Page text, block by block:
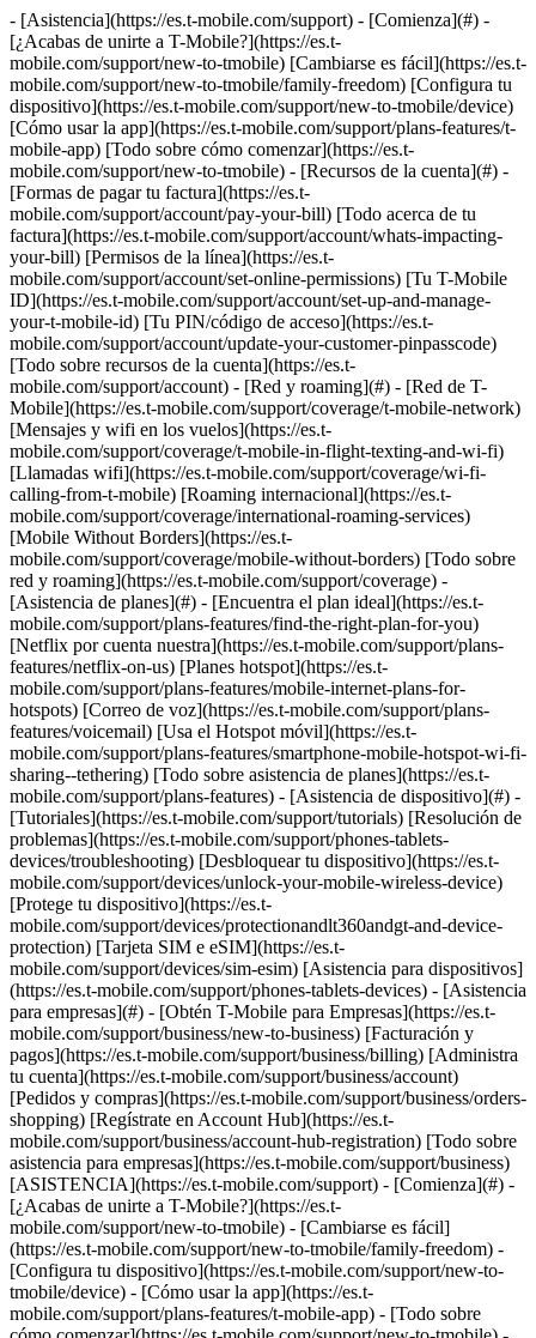
- [Asistencia](https://es.t-mobile.com/support) - [Comienza](#) - [¿Acabas de unirte a T-Mobile?](https://es.t-mobile.com/support/new-to-tmobile) [Cambiarse es fácil](https://es.t-mobile.com/support/new-to-tmobile/family-freedom) [Configura tu dispositivo](https://es.t-mobile.com/support/new-to-tmobile/device) [Cómo usar la app](https://es.t-mobile.com/support/plans-features/t-mobile-app) [Todo sobre cómo comenzar](https://es.t-mobile.com/support/new-to-tmobile) - [Recursos de la cuenta](#) - [Formas de pagar tu factura](https://es.t-mobile.com/support/account/pay-your-bill) [Todo acerca de tu factura](https://es.t-mobile.com/support/account/whats-impacting-your-bill) [Permisos de la línea](https://es.t-mobile.com/support/account/set-online-permissions) [Tu T-Mobile ID](https://es.t-mobile.com/support/account/set-up-and-manage-your-t-mobile-id) [Tu PIN/código de acceso](https://es.t-mobile.com/support/account/update-your-customer-pinpasscode) [Todo sobre recursos de la cuenta](https://es.t-mobile.com/support/account) - [Red y roaming](#) - [Red de T-Mobile](https://es.t-mobile.com/support/coverage/t-mobile-network) [Mensajes y wifi en los vuelos](https://es.t-mobile.com/support/coverage/t-mobile-in-flight-texting-and-wi-fi) [Llamadas wifi](https://es.t-mobile.com/support/coverage/wi-fi-calling-from-t-mobile) [Roaming internacional](https://es.t-mobile.com/support/coverage/international-roaming-services) [Mobile Without Borders](https://es.t-mobile.com/support/coverage/mobile-without-borders) [Todo sobre red y roaming](https://es.t-mobile.com/support/coverage) - [Asistencia de planes](#) - [Encuentra el plan ideal](https://es.t-mobile.com/support/plans-features/find-the-right-plan-for-you) [Netflix por cuenta nuestra](https://es.t-mobile.com/support/plans-features/netflix-on-us) [Planes hotspot](https://es.t-mobile.com/support/plans-features/mobile-internet-plans-for-hotspots) [Correo de voz](https://es.t-mobile.com/support/plans-features/voicemail) [Usa el Hotspot móvil](https://es.t-mobile.com/support/plans-features/smartphone-mobile-hotspot-wi-fi-sharing--tethering) [Todo sobre asistencia de planes](https://es.t-mobile.com/support/plans-features) - [Asistencia de dispositivo](#) - [Tutoriales](https://es.t-mobile.com/support/tutorials) [Resolución de problemas](https://es.t-mobile.com/support/phones-tablets-devices/troubleshooting) [Desbloquear tu dispositivo](https://es.t-mobile.com/support/devices/unlock-your-mobile-wireless-device) [Protege tu dispositivo](https://es.t-mobile.com/support/devices/protectionandlt360andgt-and-device-protection) [Tarjeta SIM e eSIM](https://es.t-mobile.com/support/devices/sim-esim) [Asistencia para dispositivos](https://es.t-mobile.com/support/phones-tablets-devices) - [Asistencia para empresas](#) - [Obtén T-Mobile para Empresas](https://es.t-mobile.com/support/business/new-to-business) [Facturación y pagos](https://es.t-mobile.com/support/business/billing) [Administra tu cuenta](https://es.t-mobile.com/support/business/account) [Pedidos y compras](https://es.t-mobile.com/support/business/orders-shopping) [Regístrate en Account Hub](https://es.t-mobile.com/support/business/account-hub-registration) [Todo sobre asistencia para empresas](https://es.t-mobile.com/support/business) [ASISTENCIA](https://es.t-mobile.com/support) - [Comienza](#) - [¿Acabas de unirte a T-Mobile?](https://es.t-mobile.com/support/new-to-tmobile) - [Cambiarse es fácil](https://es.t-mobile.com/support/new-to-tmobile/family-freedom) - [Configura tu dispositivo](https://es.t-mobile.com/support/new-to-tmobile/device) - [Cómo usar la app](https://es.t-mobile.com/support/plans-features/t-mobile-app) - [Todo sobre cómo comenzar](https://es.t-mobile.com/support/new-to-tmobile) - [Recursos de la cuenta](#) - [Formas de pagar tu factura](https://es.t-mobile.com/support/account/pay-your-bill) - [Todo acerca de tu factura](https://es.t-mobile.com/support/account/whats-impacting-your-bill) - [Permisos de la línea](https://es.t-mobile.com/support/account/set-online-permissions) - [Tu T-Mobile ID](https://es.t-mobile.com/support/account/set-up-and-manage-your-t-mobile-id) - [Tu PIN/código de acceso](https://es.t-mobile.com/support/account/update-your-customer-pinpasscode) - [Todo sobre recursos de la cuenta](https://es.t-mobile.com/support/account) - [Red y roaming](#) - [Red de T-Mobile](https://es.t-mobile.com/support/coverage/t-mobile-network) - [Mensajes y wifi en los vuelos](https://es.t-mobile.com/support/coverage/t-mobile-in-flight-texting-and-wi-fi) - [Llamadas wifi](https://es.t-mobile.com/support/coverage/wi-fi-calling-from-t-mobile) - [Roaming internacional](https://es.t-mobile.com/support/coverage/international-roaming-services) - [Mobile Without Borders](https://es.t-mobile.com/support/coverage/mobile-without-borders) - [Todo sobre red y roaming](https://es.t-mobile.com/support/coverage) - [Asistencia de planes](#) - [Encuentra el plan ideal](https://es.t-mobile.com/support/plans-features/find-the-right-plan-for-you) - [Netflix por cuenta nuestra](https://es.t-mobile.com/support/plans-features/netflix-on-us) - [Planes hotspot](https://es.t-mobile.com/support/plans-features/mobile-internet-plans-for-hotspots) - [Correo de voz](https://es.t-mobile.com/support/plans-features/voicemail) - [Usa el Hotspot móvil](https://es.t-mobile.com/support/plans-features/smartphone-mobile-hotspot-wi-fi-sharing--tethering) - [Todo sobre asistencia de planes](https://es.t-mobile.com/support/plans-features) - [Asistencia de dispositivo](#) - [Tutoriales](https://es.t-mobile.com/support/tutorials) - [Resolución de problemas](https://es.t-mobile.com/support/phones-tablets-devices/troubleshooting) - [Desbloquear tu dispositivo](https://es.t-mobile.com/support/devices/unlock-your-mobile-wireless-device) - [Protege tu dispositivo](https://es.t-mobile.com/support/devices/protectionandlt360andgt-and-device-protection) - [Tarjeta SIM e eSIM](https://es.t-mobile.com/support/devices/sim-esim) - [Asistencia para dispositivos](https://es.t-mobile.com/support/phones-tablets-devices) - [Asistencia para empresas](#) - [Obtén T-Mobile para Empresas](https://es.t-mobile.com/support/business/new-to-business) - [Facturación y pagos](https://es.t-mobile.com/support/business/billing) - [Administra tu cuenta](https://es.t-mobile.com/support/business/account) - [Pedidos y compras](https://es.t-mobile.com/support/business/orders-shopping) - [Regístrate en Account Hub](https://es.t-mobile.com/support/business/account-hub-registration) - [Todo sobre asistencia para empresas](https://es.t-mobile.com/support/business) [Asistencia](https://es.t-mobile.com/support/) [Dispositivos](https://es.t-mobile.com/support/community/phones-tablets-devices) # Configuración y ayuda de SyncUP Drive 0 Added! [](https://es.t-mobile.com) ### Administrar enlaces Haz clic en cualquier [available links](https://es.t-mobile.com) to add. Haz clic en cualquier [added links](https://es.t-mobile.com) to remove. Enlaces con [no highlight](https://es.t-mobile.com) can't be sent. Listo (0 Links) T-Life te permite configurar y usar tu dispositivo SyncUP Drive. Puedes usar nuestra [herramienta de compatibilidad de vehículo](https://es.t-mobile.com/iot-devices/syncup-drive-connected-car#compatibility) para asegurarte de que tu vehículo funcione con SyncUP DRIVE. ## En esta página: - [Descargar T-Life y reemplazar tu SyncUP DRIVE](https://es.t-mobile.com#campaign) - [Conocer todo sobre el dispositivo SyncUP DRIVE](https://es.t-mobile.com#about) - [Configurar tu dispositivo SyncUP DRIVE](https://es.t-mobile.com#setup) - [Usar la aplicación](https://es.t-mobile.com#car) - [Asistencia en la carretera](https://es.t-mobile.com#roadside) - [Restablecer (SyncUP DRIVE 6200 y 6500 únicamente)](https://es.t-mobile.com#reset) - [Solucionar problemas con SyncUP DRIVE](https://es.t-mobile.com#issues) ## [](https://es.t-mobile.com)Descargar T-Life y reemplazar tu SyncUP DRIVE ¡SyncUP DRIVE se convierte en T-Life! Si todavía usas la app SyncUP DRIVE, descarga [T-Life](https://es.t-mobile.com/support/plans-features/t-life) hoy mismo para mantener el acceso a todas las funciones de SyncUP DRIVE, como el rastreo de ubicación, wifi en tu auto y asistencia en la carretera las 24 horas, los 7 días de la semana. ¿Recibiste un mensaje sobre reemplazar tu SyncUP DRIVE? Algunos de nuestros dispositivos no son compatibles con T-Life, por lo que tendrás que [visitar una tienda](https://es.t-mobile.com/stores/locator) para reemplazar tu SyncUP DRIVE gratis. ## [](https://es.t-mobile.com)Conocer todo sobre el dispositivo SyncUP DRIVE - Selecciona tu modelo de SyncUP DRIVE a continuación, para ver imágenes, características clave y tutoriales del dispositivo y la app. - Para encontrar el modelo de tu dispositivo, consulta los primeros 4 dígitos del número del IMEI: | Primeros 4 dígitos del IMEI | Número de modelo de SyncUP DRIVE | |-----------------------------|----------------------------------| | 8612 | 6200 | | 3591 | 6500 | | 3578 | 7000T | | 3597 | 7000T1 | Modelos de dispositivos SyncUP DRIVE según los primeros 4 dígitos del número del IMEI ### SyncUP DRIVE 6200 ![Botones y funciones importantes del SyncUP DRIVE.](https://www.t-mobile.com/support/public-files/images/support-non-device/SyncUp_Drive_Features.png)![Indicadores LED para el SyncUP DRIVE y lo que significan.](https://www.t